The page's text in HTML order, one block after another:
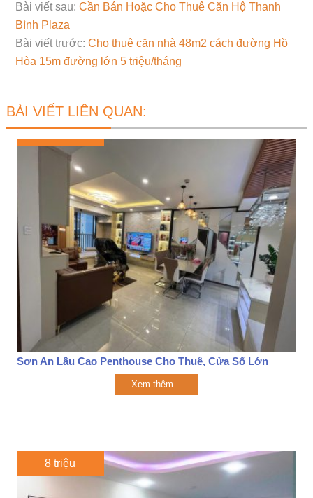
Bài viết sau: Cần Bán Hoặc Cho Thuê Căn Hộ Thanh
Bình Plaza
Bài viết trước: Cho thuê căn nhà 48m2 cách đường Hồ
Hòa 15m đường lớn 5 triệu/tháng
BÀI VIẾT LIÊN QUAN:
Sơn An Lầu Cao Penthouse Cho Thuê, Cửa Sổ Lớn
Xem thêm...
8 triệu